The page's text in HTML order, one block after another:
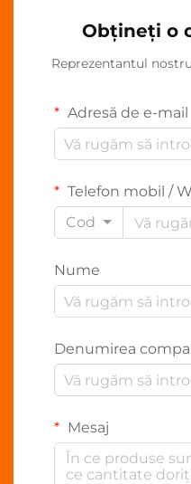
Obțineți o
Reprezentantul
Adresă de e-mail
Telefon mobil /
Cod
Nume
Denumirea
Mesaj